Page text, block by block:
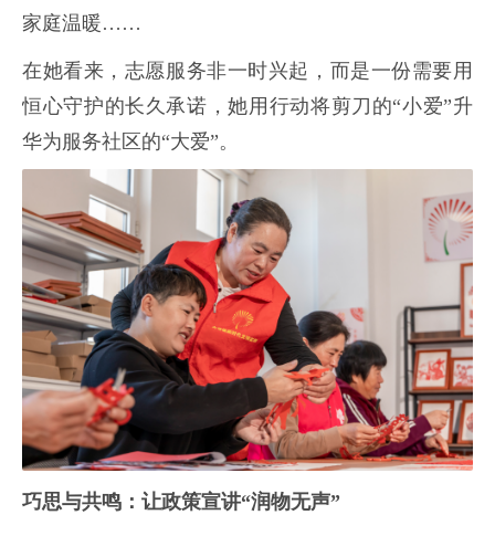
家庭温暖……
在她看来，志愿服务非一时兴起，而是一份需要用
恒心守护的长久承诺，她用行动将剪刀的“小爱”升
华为服务社区的“大爱”。
巧思与共鸣：让政策宣讲“润物无声”